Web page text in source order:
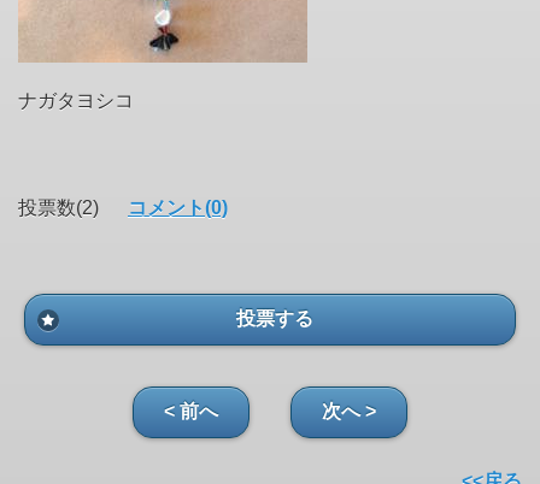
ナガタヨシコ
投票数(2) コメント(0)
投票する
< 前へ 次へ >